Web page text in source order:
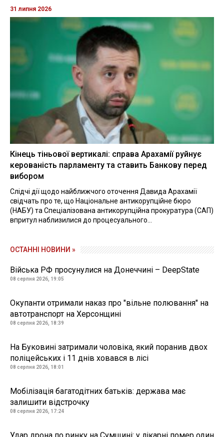
31 липня 2026
Кінець тіньової вертикалі: справа Арахамії руйнує
керованість парламенту та ставить Банкову перед
вибором
Слідчі дії щодо найближчого оточення Давида Арахамії
свідчать про те, що Національне антикорупційне бюро
(НАБУ) та Спеціалізована антикорупційна прокуратура (САП)
впритул наблизилися до процесуального...
ОСТАННІ НОВИНИ »
Війська РФ просунулися на Донеччині – DeepState
08 серпня 2026, 19:05
Окупанти отримали наказ про "вільне полювання" на
автотранспорт на Херсонщині
08 серпня 2026, 18:39
На Буковині затримали чоловіка, який поранив двох
поліцейських і 11 днів ховався в лісі
08 серпня 2026, 18:01
Мобілізація багатодітних батьків: держава має
залишити відстрочку
08 серпня 2026, 17:24